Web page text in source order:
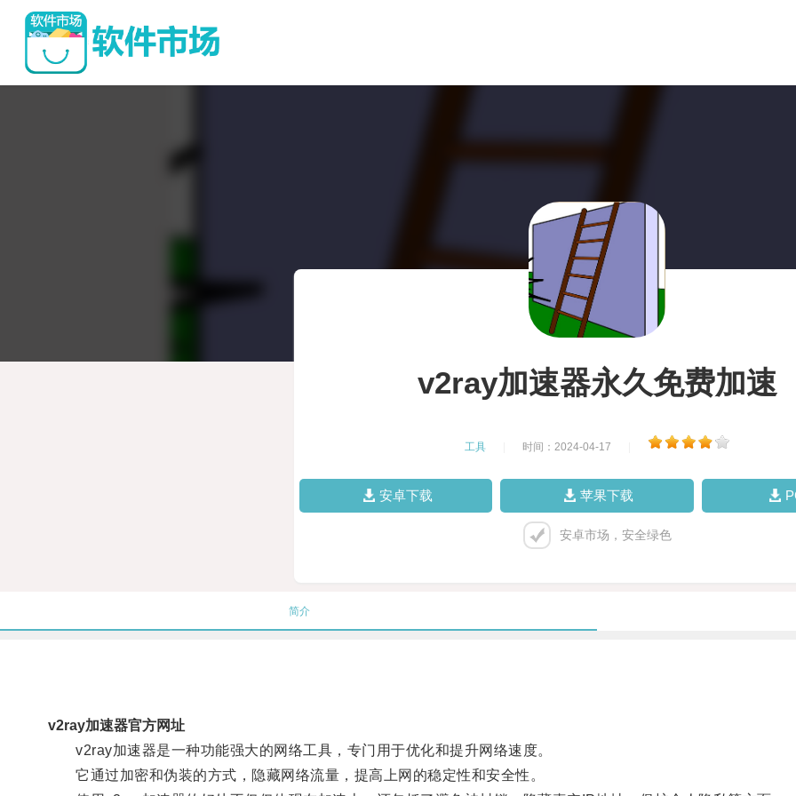
v2ray加速器永久免费加速
工具 时间：2024-04-17
安卓下载 苹果下载
安卓市场，安全绿色
简介
v2ray加速器官方网址
v2ray加速器是一种功能强大的网络工具，专门用于优化和提升网络速度。
它通过加密和伪装的方式，隐藏网络流量，提高上网的稳定性和安全性。